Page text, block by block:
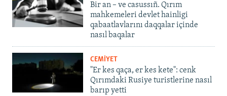
Bir an – ve casussıñ. Qırım
mahkemeleri devlet hainligi
qabaatlavlarını daqqalar içinde
nasıl baqalar
CEMİYET
"Er kes qaça, er kes kete": cenk
Qırımdaki Rusiye turistlerine nasıl
barıp yetti